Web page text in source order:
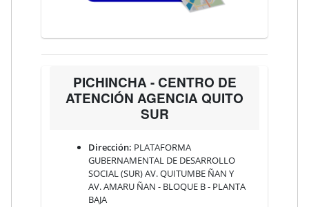
PICHINCHA - CENTRO DE
ATENCIÓN AGENCIA QUITO
SUR
Dirección: PLATAFORMA
GUBERNAMENTAL DE DESARROLLO
SOCIAL (SUR) AV. QUITUMBE ÑAN Y
AV. AMARU ÑAN - BLOQUE B - PLANTA
BAJA